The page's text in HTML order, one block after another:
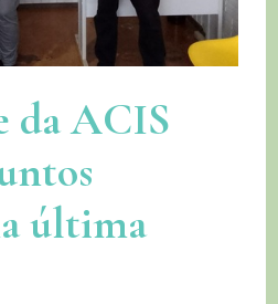
da ACIS
última